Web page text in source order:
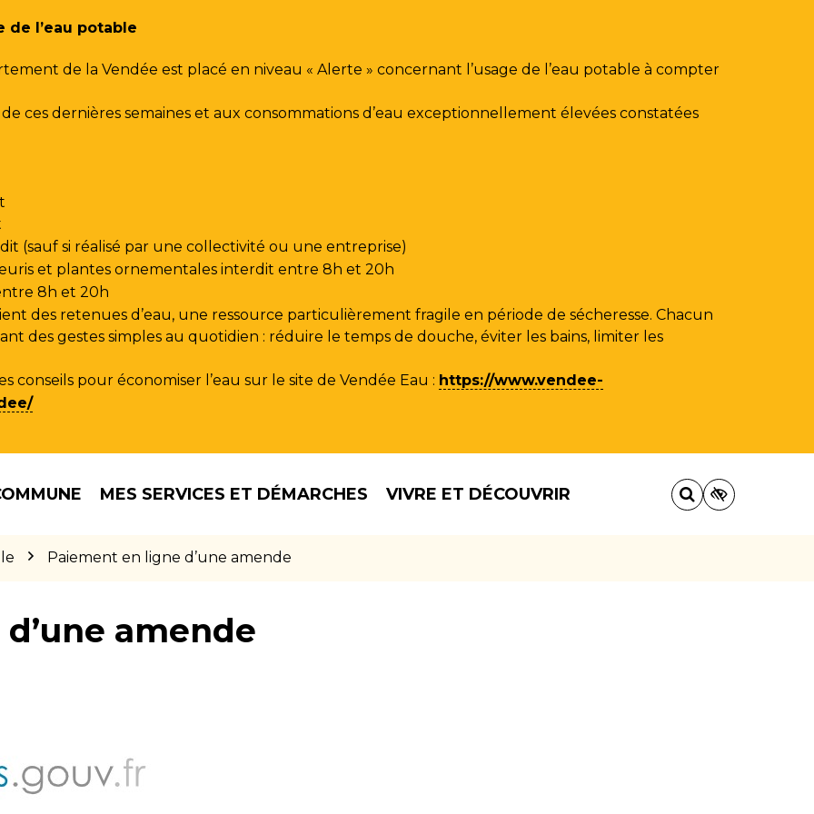
de l’eau potable
de la Vendée est placé en niveau « Alerte » concernant l’usage de l’eau potable à compter
ces dernières semaines et aux consommations d’eau exceptionnellement élevées constatées
(sauf si réalisé par une collectivité ou une entreprise)
et plantes ornementales interdit entre 8h et 20h
8h et 20h
des retenues d’eau, une ressource particulièrement fragile en période de sécheresse. Chacun
des gestes simples au quotidien : réduire le temps de douche, éviter les bains, limiter les
conseils pour économiser l’eau sur le site de Vendée Eau : https://www.vendee-
MES SERVICES ET DÉMARCHES VIVRE ET DÉCOUVRIR
Paiement en ligne d’une amende
amende